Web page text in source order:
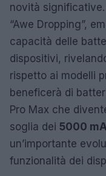
novità
“Awe Dropping”,
capacità delle
dispositivi,
rispetto ai modelli
beneficerà di
Pro Max che
soglia dei 5000
un’importante
funzionalità dei